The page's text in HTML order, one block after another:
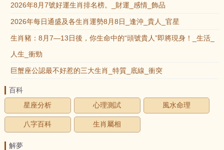
2026年8月7號好運生肖排名榜。_財運_感情_飾品
2026年每日通盛及各生肖運勢8月8日_逢沖_貴人_官星
生肖豬：8月7—13日後，你生命中的“頭號貴人”即將現身！_生活_
人生_衝勁
巨蟹座公認最不好惹的三大生肖_特質_底線_衝突
百科
星座分析
心理測試 風水命理
八字百科 生肖屬相
解夢